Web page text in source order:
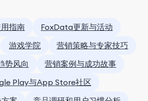
指南
FoxData更新与活动
游戏学院
营销策略与专家技巧
势风向
营销案例与成功故事
Play与App Store社区